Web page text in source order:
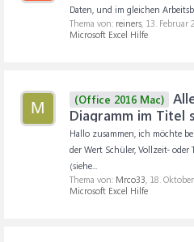
Daten, und im gleichen
Thema von: reiners, 13. Februar
Microsoft Excel Hilfe
M (Office 2016 Mac)
Diagramm im
Hallo zusammen, ich möchte
der Wert Schüler, Vollzeit-
(siehe...
Thema von: Mrco33, 18.
Microsoft Excel Hilfe